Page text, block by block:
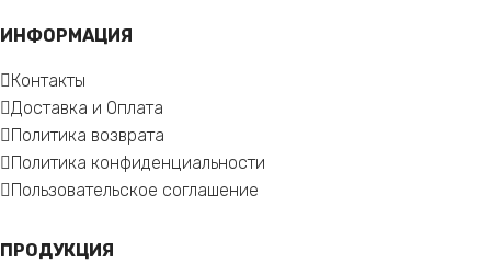
ИНФОРМАЦИЯ
Контакты
Доставка и Оплата
Политика возврата
Политика конфиденциальности
Пользовательское соглашение
ПРОДУКЦИЯ